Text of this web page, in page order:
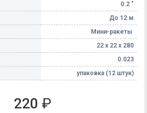
0.2 "
До 12 м
Мини-ракеты
22 х 22 х 280
0.023
упаковка (12 штук)
220 ₽